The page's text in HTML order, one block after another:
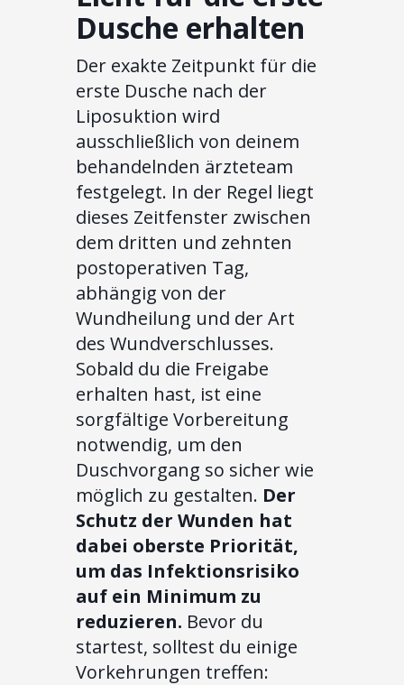
Dusche erhalten
Der exakte Zeitpunkt für die
erste Dusche nach der
Liposuktion wird
ausschließlich von deinem
behandelnden ärzteteam
festgelegt. In der Regel liegt
dieses Zeitfenster zwischen
dem dritten und zehnten
postoperativen Tag,
abhängig von der
Wundheilung und der Art
des Wundverschlusses.
Sobald du die Freigabe
erhalten hast, ist eine
sorgfältige Vorbereitung
notwendig, um den
Duschvorgang so sicher wie
möglich zu gestalten. Der
Schutz der Wunden hat
dabei oberste Priorität,
um das Infektionsrisiko
auf ein Minimum zu
reduzieren. Bevor du
startest, solltest du einige
Vorkehrungen treffen: